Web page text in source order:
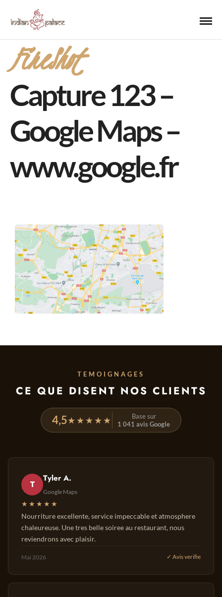
FireShot
Capture 123 –
Google Maps –
www.google.fr
TEMOIGNAGES
CE QUE DISENT NOS CLIENTS
4,5★★★★★
Base sur
1 041 avis Google
T
Tyler A.
Google Maps
★★★★★
Nourriture excellente, service impeccable et atmosphere
chaleureuse. Une tres belle soiree au restaurant, nous
reviendrons avec plaisir.
Mai 2026 ✓ Avis verifie